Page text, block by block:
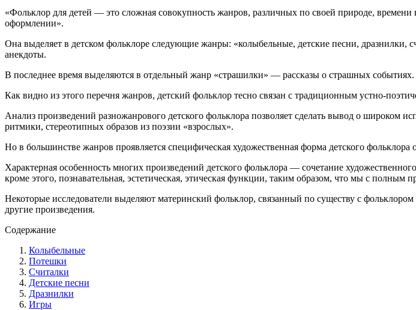
«Фольклор для детей — это сложная совокупность жанров, различных по своей природе,
оформлении».
Она выделяет в детском фольклоре следующие жанры: «колыбельные, детские песни, дразнилки,
анекдоты.
В последнее время выделяются в отдельный жанр «страшилки» — рассказы о страшных событиях.
Как видно из этого перечня жанров, детский фольклор тесно связан с традиционным устно-
Анализ произведений разножанрового детского фольклора позволяет сделать вывод о широком
ритмики, стереотипных образов из поэзии «взрослых».
Но в большинстве жанров проявляется специфическая художественная форма детского фольклора
Характерная особенность многих произведений детского фольклора — сочетание
кроме этого, познавательная, эстетическая, этическая функции, таким образом, что мы с
Некоторые исследователи выделяют материнский фольклор, связанный по существу с
другие произведения.
Содержание
Колыбельные
Потешки
Считалки
Детские песни
Дразнилки
Игры